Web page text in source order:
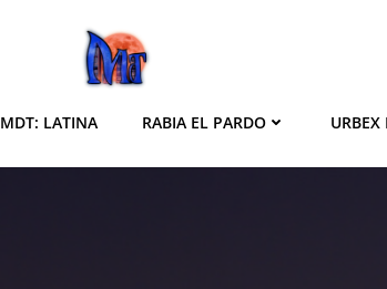
MDT: LATINA RABIA EL PARDO URBEX